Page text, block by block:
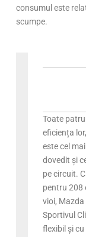
consumul este
scumpe.
Toate
eficiența
este cel
dovedit și
pe circuit.
pentru 208
vioi,
Sportivul
flexibil și